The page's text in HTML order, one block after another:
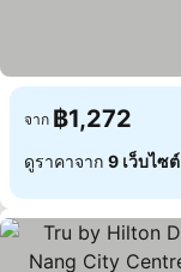
จาก ฿1,272
ดูราคาจาก 9 เว็บไซต์